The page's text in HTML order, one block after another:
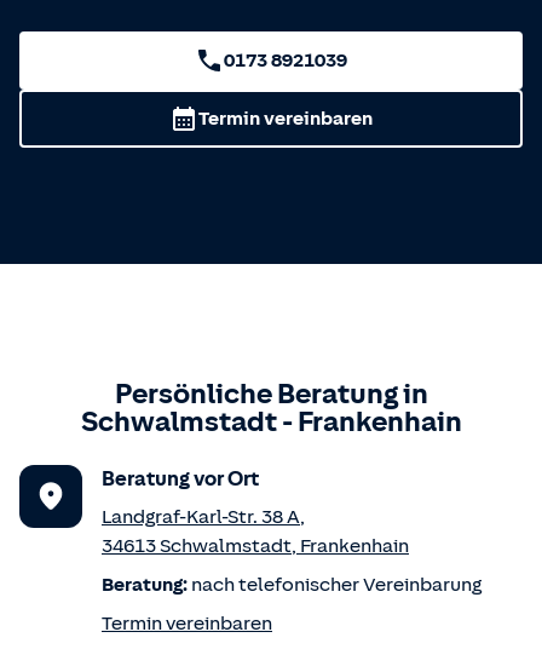
0173 8921039
Termin vereinbaren
Persönliche Beratung in
Schwalmstadt -Frankenhain
Beratung vor Ort
Landgraf-Karl-Str. 38 A,
34613Schwalmstadt, Frankenhain
Beratung: nach telefonischer Vereinbarung
Termin vereinbaren